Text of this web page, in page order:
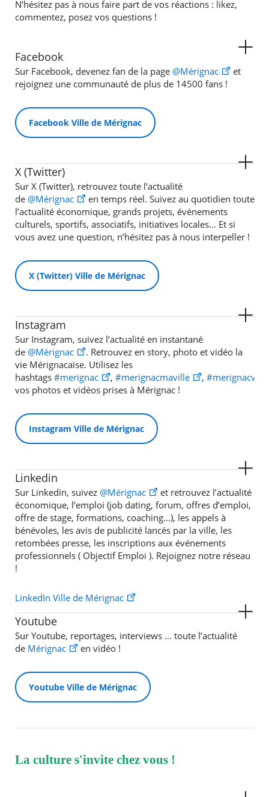
N’hésitez pas à nous faire part de vos réactions : likez,
commentez, posez vos questions !
Facebook
Sur Facebook, devenez fan de la page @Mérignac
et
rejoignez une communauté de plus de 14500 fans !
Facebook Ville de Mérignac
X (Twitter)
Sur X (Twitter), retrouvez toute l’actualité
de @Mérignac
en temps réel. Suivez au quotidien toute
l’actualité économique, grands projets, événements
culturels, sportifs, associatifs, initiatives locales... Et si
vous avez une question, n’hésitez pas à nous interpeller !
X (Twitter) Ville de Mérignac
Instagram
Sur Instagram, suivez l’actualité en instantané
de @Mérignac
. Retrouvez en story, photo et vidéo la
vie Mérignacaise. Utilisez les
hashtags#merignac , #merignacmaville ,
vos photos et vidéos prises à Mérignac !
Instagram Ville de Mérignac
Linkedin
Sur Linkedin, suivez @Mérignac
et retrouvez l’actualité
économique, l’emploi (job dating, forum, offres d’emploi,
offre de stage, formations, coaching...), les appels à
bénévoles, les avis de publicité lancés par la ville, les
retombées presse, les inscriptions aux événements
professionnels ( Objectif Emploi ). Rejoignez notre réseau
!
LinkedIn Ville de Mérignac
Youtube
Sur Youtube, reportages, interviews … toute l’actualité
de Mérignac en vidéo !
Youtube Ville de Mérignac
La culture s'invite chez vous !